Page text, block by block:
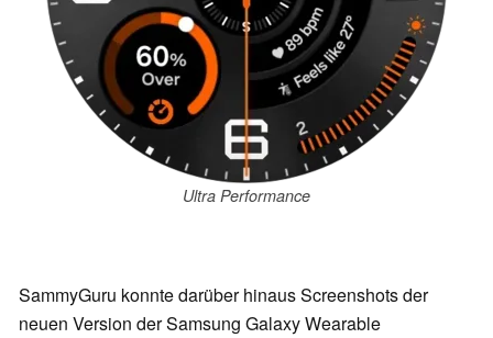
Ultra Performance
SammyGuru konnte darüber hinaus Screenshots der
neuen Version der Samsung Galaxy Wearable